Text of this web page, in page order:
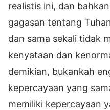
realistis ini, dan
gagasan tentang
dan sama sekali tidak
kenyataan dan
demikian, bukankah
kepercayaan yang
memiliki kepercayaan